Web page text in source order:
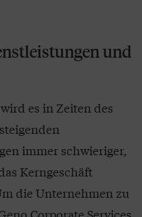
und
es in Zeiten des
immer schwieriger,
Kerngeschäft
die Unternehmen zu